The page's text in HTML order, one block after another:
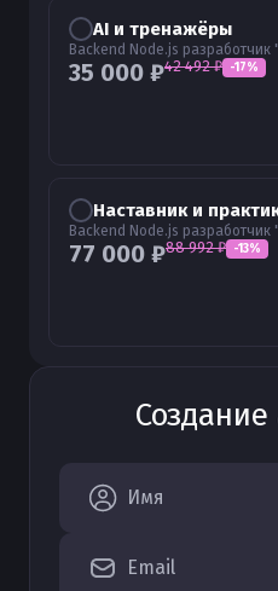
AI и тренажёры
Backend Node.js
35 000 ₽42 492₽ -17%
Наставник и
Backend Node.js разработчик
77 000 ₽88 992₽ -13%
Создание
Имя
Email